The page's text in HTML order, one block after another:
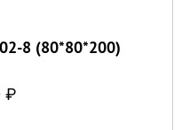
8 (80*80*200)
₽